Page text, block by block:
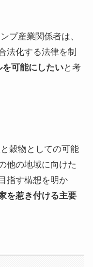
プ産業関係者は、
法化する法律を制
可能にしたいと考
穀物としての可能
他の地域に向けた
指す構想を明か
を惹き付ける主要